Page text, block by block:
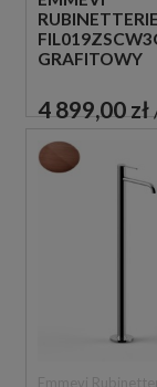
GRAFITOWY
ZESTAW
4 899,00 zł